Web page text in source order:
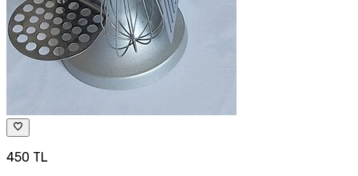
450 TL